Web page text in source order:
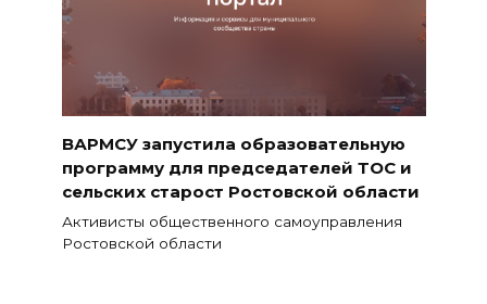
ВАРМСУ запустила образовательную
программу для председателей ТОС и
сельских старост Ростовской области
Активисты общественного самоуправления
Ростовской области